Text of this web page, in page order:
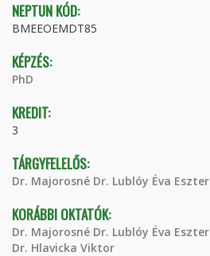
NEPTUN KÓD:
BMEEOEMDT85
KÉPZÉS:
PhD
KREDIT:
3
TÁRGYFELELŐS:
Dr. Majorosné Dr. Lublóy Éva Eszter
KORÁBBI OKTATÓK:
Dr. Majorosné Dr. Lublóy Éva Eszter
Dr. Hlavicka Viktor